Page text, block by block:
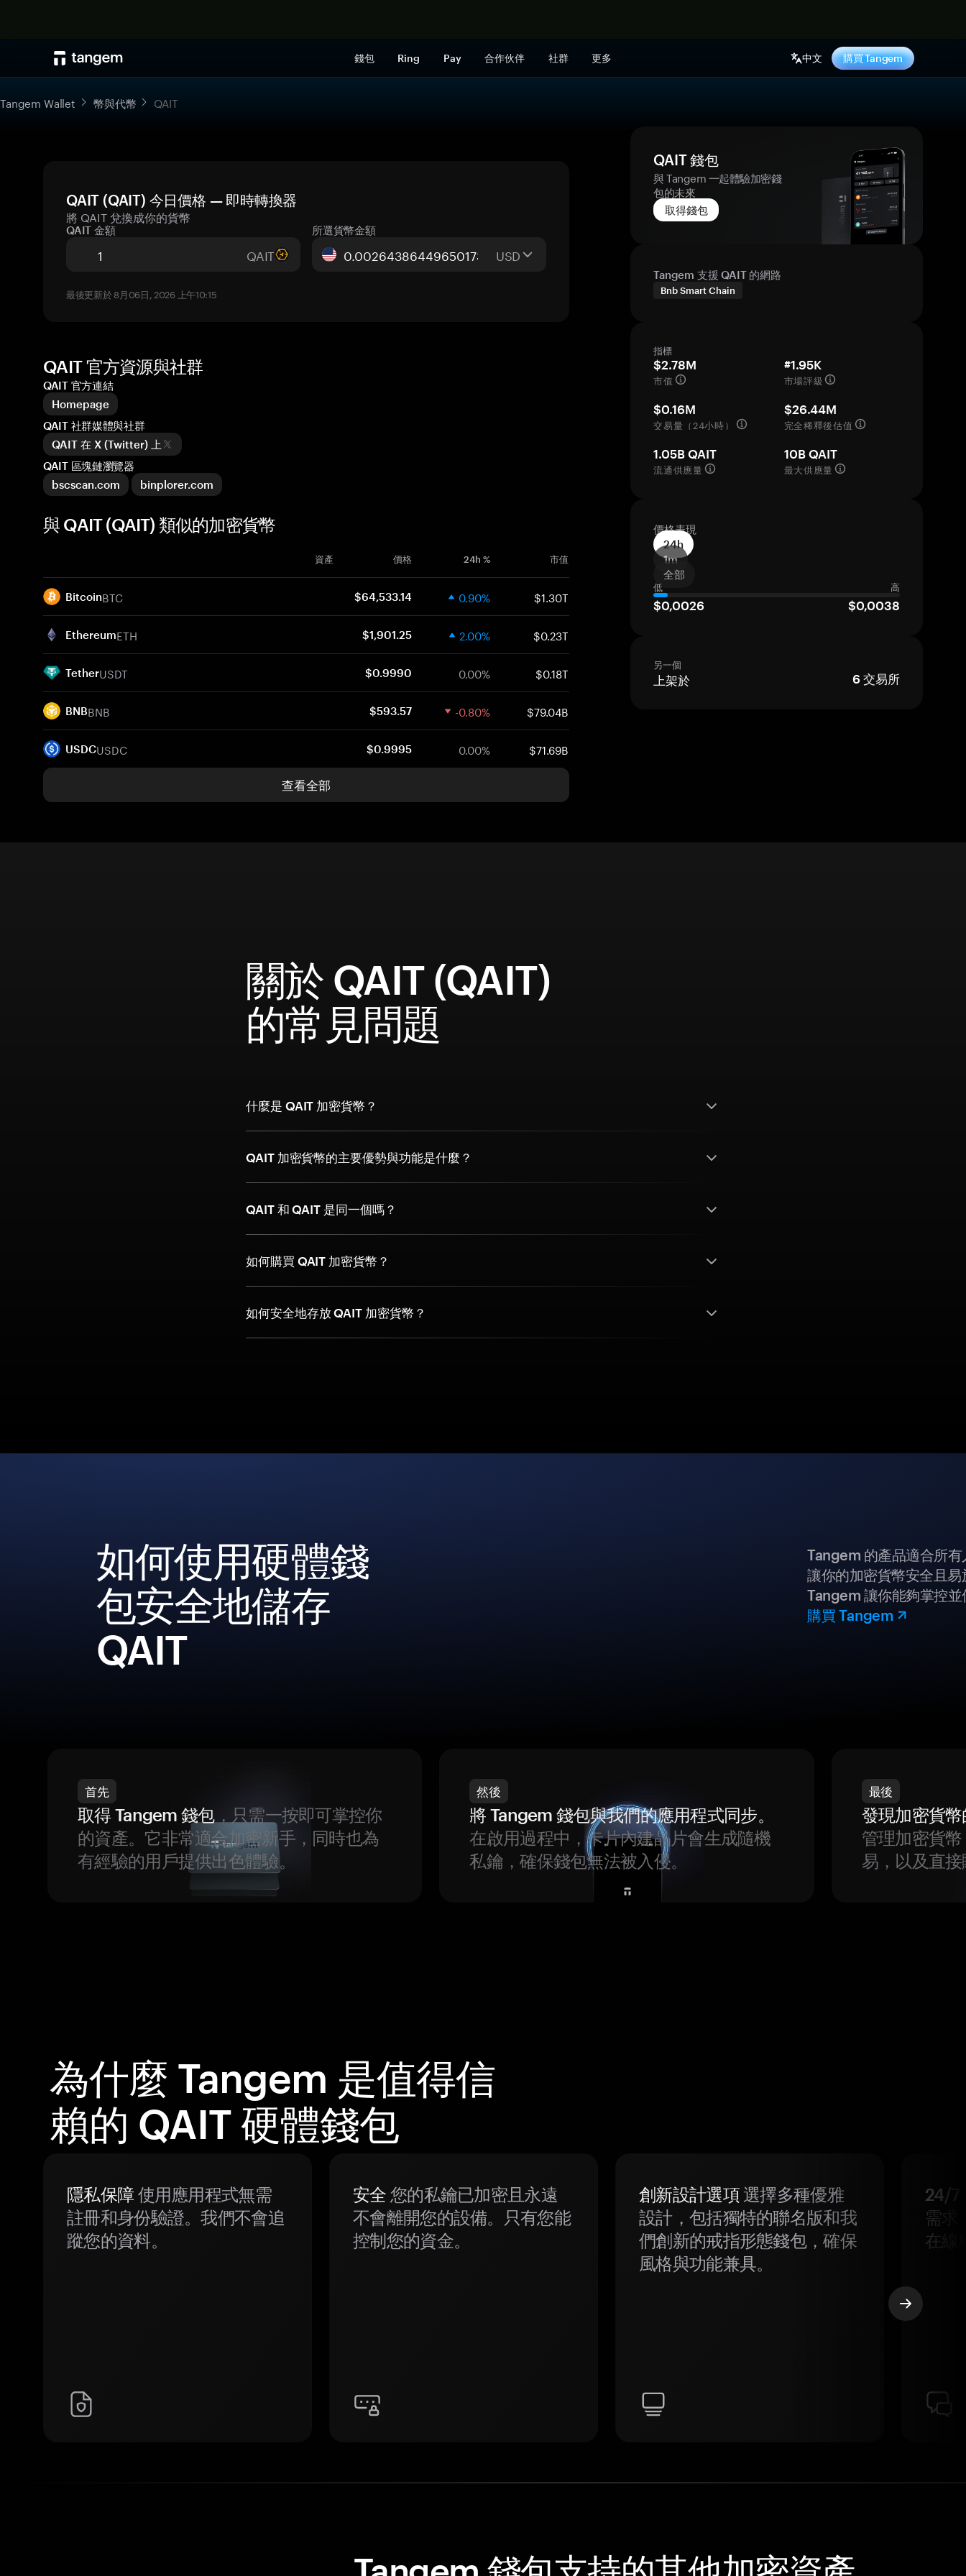
錢包 Ring Pay 合作伙伴 社群 更多 中文 購買 Tangem
Tangem Wallet 幣與代幣 QAIT
QAIT (QAIT) 今日價格 — 即時轉換器
將 QAIT 兌換成你的貨幣
QAIT 金額
QAIT
所選貨幣金額
USD
最後更新於 8月06日, 2026 上午10:15
QAIT 錢包
與 Tangem 一起體驗加密錢
包的未來
取得錢包
Tangem 支援 QAIT 的網路
Bnb Smart Chain
指標
$2.78M
市值
#1.95K
市場評級
$0.16M
交易量（24小時）
$26.44M
完全稀釋後估值
1.05B QAIT
流通供應量
10B QAIT
最大供應量
價格表現
24h
1m
全部
低 高
$0,0026 $0,0038
另一個
上架於 6 交易所
QAIT 官方資源與社群
QAIT 官方連結
Homepage
QAIT 社群媒體與社群
QAIT 在 X (Twitter) 上
QAIT 區塊鏈瀏覽器
bscscan.com
binplorer.com
與 QAIT (QAIT) 類似的加密貨幣
資產 價格 24h % 市值
BitcoinBTC $64,533.14 0.90% $1.30T
EthereumETH $1,901.25 2.00% $0.23T
TetherUSDT $0.9990 0.00% $0.18T
BNBBNB $593.57 -0.80% $79.04B
USDCUSDC $0.9995 0.00% $71.69B
查看全部
關於 QAIT (QAIT)
的常見問題
什麼是 QAIT 加密貨幣？
QAIT 加密貨幣的主要優勢與功能是什麼？
QAIT 和 QAIT 是同一個嗎？
如何購買 QAIT 加密貨幣？
如何安全地存放 QAIT 加密貨幣？
如何使用硬體錢
包安全地儲存
QAIT
Tangem 的產品適合所
讓你的加密貨幣安全且
Tangem 讓你能夠掌控
購買 Tangem
首先
取得 Tangem 錢包，只需一按即可掌控你
的資產。它非常適合加密新手，同時也為
有經驗的用戶提供出色體驗。
然後
將 Tangem 錢包與我們的應用程式同步。
在啟用過程中，卡片內建晶片會生成隨機
私鑰，確保錢包無法被入侵。
最後
發現加密貨
管理加密貨
易，以及直
為什麼 Tangem 是值得信
賴的 QAIT 硬體錢包
隱私保障使用應用程式無需
註冊和身份驗證。我們不會追
蹤您的資料。
安全 您的私鑰已加密且永遠
不會離開您的設備。只有您能
控制您的資金。
創新設計選項選擇多種優雅
設計，包括獨特的聯名版和我
們創新的戒指形態錢包，確保
風格與功能兼具。
24/7
需求
在線